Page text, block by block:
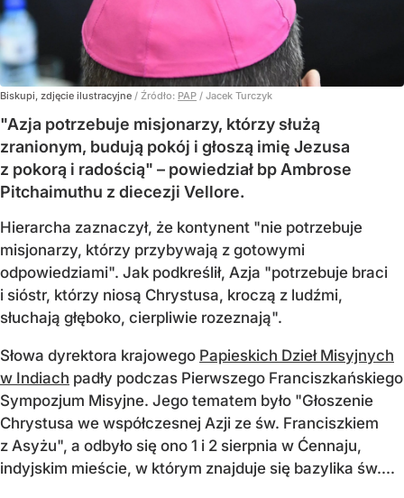
Biskupi, zdjęcie ilustracyjne / Źródło: PAP / Jacek Turczyk
"Azja potrzebuje misjonarzy, którzy służą
zranionym, budują pokój i głoszą imię Jezusa
z pokorą i radością" – powiedział bp Ambrose
Pitchaimuthu z diecezji Vellore.
Hierarcha zaznaczył, że kontynent "nie potrzebuje
misjonarzy, którzy przybywają z gotowymi
odpowiedziami". Jak podkreślił, Azja "potrzebuje braci
i sióstr, którzy niosą Chrystusa, kroczą z ludźmi,
słuchają głęboko, cierpliwie rozeznają".
Słowa dyrektora krajowego Papieskich Dzieł Misyjnych
w Indiach padły podczas Pierwszego Franciszkańskiego
Sympozjum Misyjne. Jego tematem było "Głoszenie
Chrystusa we współczesnej Azji ze św. Franciszkiem
z Asyżu", a odbyło się ono 1 i 2 sierpnia w Ćennaju,
indyjskim mieście, w którym znajduje się bazylika św....